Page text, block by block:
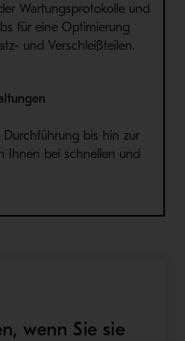
Wartungsprotokolle und
für eine Optimierung
und Verschleißteilen.
bis hin zur
Ihnen bei schnellen und
wenn Sie sie